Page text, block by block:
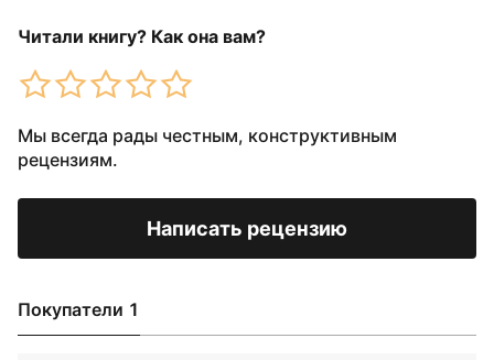
Читали книгу? Как она вам?
Мы всегда рады честным, конструктивным
рецензиям.
Написать рецензию
Покупатели 1